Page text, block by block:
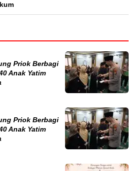
Priok Berbagi
Anak Yatim
Priok Berbagi
Anak Yatim